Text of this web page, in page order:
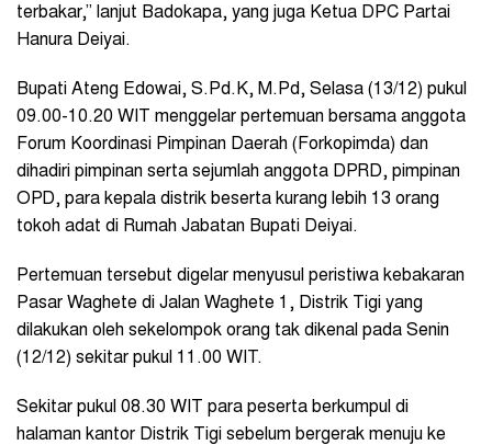
terbakar,” lanjut Badokapa, yang juga Ketua DPC Partai
Hanura Deiyai.
Bupati Ateng Edowai, S.Pd.K, M.Pd, Selasa (13/12) pukul
09.00-10.20 WIT menggelar pertemuan bersama anggota
Forum Koordinasi Pimpinan Daerah (Forkopimda) dan
dihadiri pimpinan serta sejumlah anggota DPRD, pimpinan
OPD, para kepala distrik beserta kurang lebih 13 orang
tokoh adat di Rumah Jabatan Bupati Deiyai.
Pertemuan tersebut digelar menyusul peristiwa kebakaran
Pasar Waghete di Jalan Waghete 1, Distrik Tigi yang
dilakukan oleh sekelompok orang tak dikenal pada Senin
(12/12) sekitar pukul 11.00 WIT.
Sekitar pukul 08.30 WIT para peserta berkumpul di
halaman kantor Distrik Tigi sebelum bergerak menuju ke